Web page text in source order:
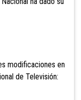
modificaciones en
de Televisión: